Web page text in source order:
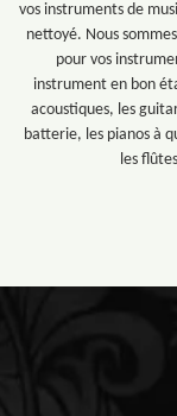
vos instruments de
nettoyé. Nous
pour vos
instrument en bon
acoustiques, les
batterie, les pianos à
les